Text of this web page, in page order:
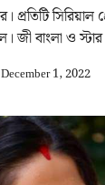
সিরিয়াল
জী বাংলা ও স্টার
December 1, 2022